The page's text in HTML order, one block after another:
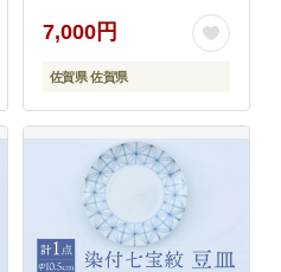
7,000円
佐賀県 佐賀県